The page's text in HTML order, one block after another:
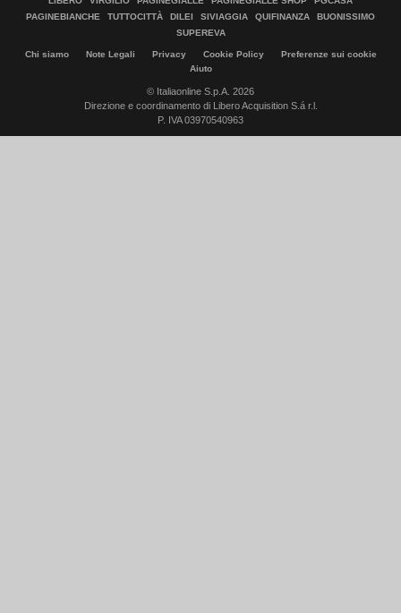
PAGINEBIANCHE
TUTTOCITTÀ DILEI SIVIAGGIA QUIFINANZA
BUONISSIMO
SUPEREVA
Chi siamo Note Legali Privacy Cookie Policy
Preferenze sui cookie
Aiuto
© Italiaonline S.p.A. 2026
Direzione e coordinamento di Libero Acquisition S.á r.l.
P. IVA 03970540963